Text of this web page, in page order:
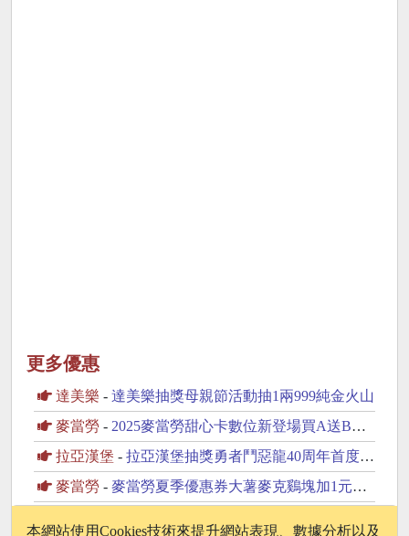
更多優惠
達美樂 - 達美樂抽獎母親節活動抽1兩999純金火山
麥當勞 - 2025麥當勞甜心卡數位新登場買A送B優惠一整年
拉亞漢堡 - 拉亞漢堡抽獎勇者鬥惡龍40周年首度來台抽日本來回機票
麥當勞 - 麥當勞夏季優惠券大薯麥克鷄塊加1元多1件
本網站使用Cookies技術來提升網站表現、數據分析以及